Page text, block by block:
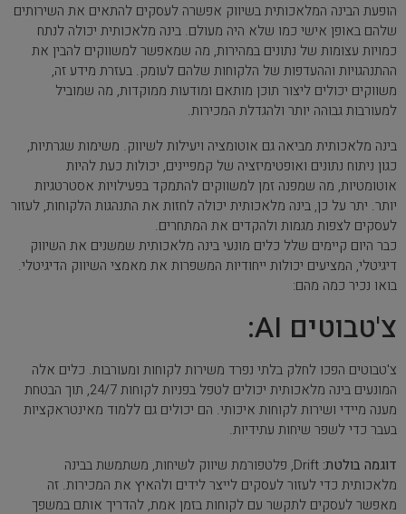
הופעת הבינה המלאכותית בשיווק אפשרה לעסקים להתאים את השירותים
שלהם באופן אישי כמו שלא היה מעולם. בינה מלאכותית יכולה לנתח
כמויות עצומות של נתונים במהירות, מה שמאפשר למשווקים להבין את
ההתנהגויות וההעדפות של הלקוחות שלהם לעומק. בעזרת מידע זה,
משווקים יכולים ליצור תוכן מותאם ומודעות ממוקדות, מה שמוביל
למעורבות גבוהה יותר ולהגדלת המכירות.
בינה מלאכותית מביאה גם אוטומציה ויעילות לשיווק. משימות שגרתיות,
כגון ניתוח נתונים ואופטימיזציה של קמפיינים, יכולות כעת להיות
אוטומטיות, מה שמפנה זמן למשווקים להתמקד בפעילויות אסטרטגיות
יותר. יתר על כן, בינה מלאכותית יכולה לחזות את התנהגות הלקוחות, לעזור
לעסקים לצפות מגמות ולהקדים את המתחרים.
כבר היום קיימים שלל כלים מונעי בינה מלאכותית שמשנים את השיווק
דיגיטלי, המציעים יכולות ייחודיות המשפרות את מאמצי השיווק הדיגיטלי.
בואו נכיר כמה מהם:
צ'טבוטים AI:
צ'טבוטים הפכו לחלק בלתי נפרד משירות לקוחות ומעורבות. כלים אלה
המונעים בינה מלאכותית יכולים לטפל בפניות לקוחות 24/7, תוך הבטחת
מענה מיידי ושירות לקוחות איכותי. הם יכולים גם ללמוד מאינטראקציות
בעבר כדי לשפר שיחות עתידיות.
דוגמה בולטת:
Drift, פלטפורמת שיווק לשיחות, משתמשת בבינה
מלאכותית כדי לעזור לעסקים לייצר לידים ולהאיץ את המכירות. זה
מאפשר לעסקים לתקשר עם לקוחות בזמן אמת, להדריך אותם במשפך